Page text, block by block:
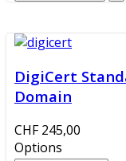
DigiCert
Domain
CHF 245,00
Options